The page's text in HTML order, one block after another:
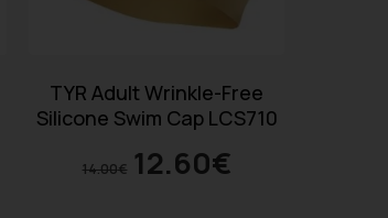
TYR Adult Wrinkle-Free
Silicone Swim Cap LCS710
14.00€ 12.60€